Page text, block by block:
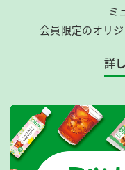
ミ
会員限定のオリ
詳